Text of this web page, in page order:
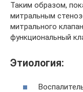
Таким образом,
митральным
митрального
функциональный
Этиология: